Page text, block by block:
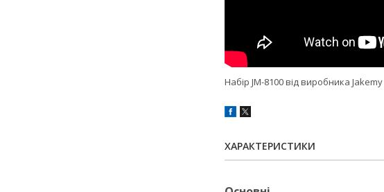
Набір JM-8100 від виробника
ХАРАКТЕРИСТИКИ